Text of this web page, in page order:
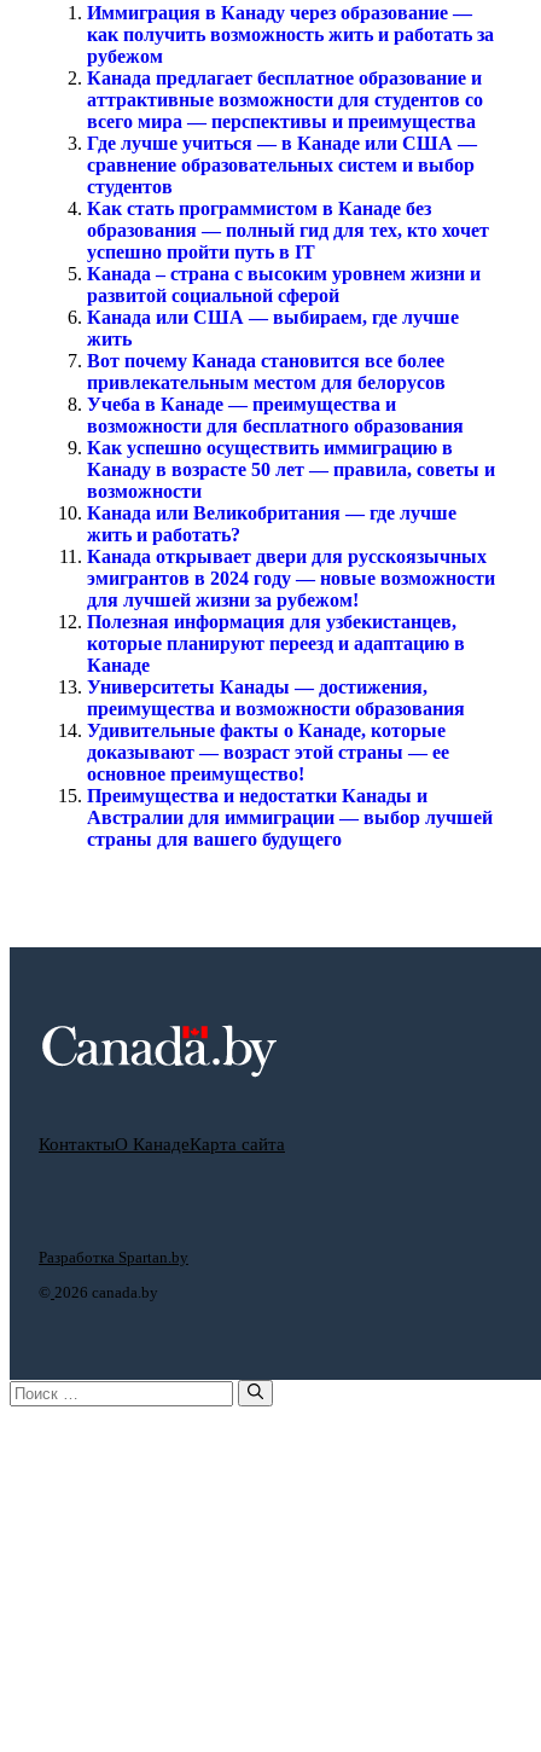
Иммиграция в Канаду через образование —
как получить возможность жить и работать за
рубежом
Канада предлагает бесплатное образование и
аттрактивные возможности для студентов со
всего мира — перспективы и преимущества
Где лучше учиться — в Канаде или США —
сравнение образовательных систем и выбор
студентов
Как стать программистом в Канаде без
образования — полный гид для тех, кто хочет
успешно пройти путь в IT
Канада – страна с высоким уровнем жизни и
развитой социальной сферой
Канада или США — выбираем, где лучше
жить
Вот почему Канада становится все более
привлекательным местом для белорусов
Учеба в Канаде — преимущества и
возможности для бесплатного образования
Как успешно осуществить иммиграцию в
Канаду в возрасте 50 лет — правила, советы и
возможности
Канада или Великобритания — где лучше
жить и работать?
Канада открывает двери для русскоязычных
эмигрантов в 2024 году — новые возможности
для лучшей жизни за рубежом!
Полезная информация для узбекистанцев,
которые планируют переезд и адаптацию в
Канаде
Университеты Канады — достижения,
преимущества и возможности образования
Удивительные факты о Канаде, которые
доказывают — возраст этой страны — ее
основное преимущество!
Преимущества и недостатки Канады и
Австралии для иммиграции — выбор лучшей
страны для вашего будущего
КонтактыО КанадеКарта сайта
© 2026 canada.by
Разработка Spartan.by
Поиск: